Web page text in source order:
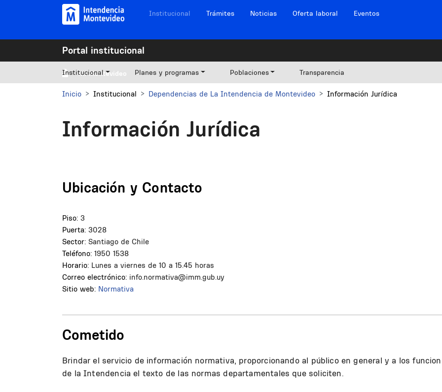
Pasar al contenido principal Navegación sitios
Institucional Trámites Noticias Oferta laboral Eventos
Portal institucional
Mi Montevideo
Institucional Planes y programas Poblaciones Transparencia
Inicio Institucional Dependencias de La Intendencia de Montevideo Información Jurídica
Información Jurídica
Ubicación y Contacto
Piso: 3
Puerta: 3028
Sector: Santiago de Chile
Teléfono: 1950 1538
Horario: Lunes a viernes de 10 a 15.45 horas
Correo electrónico: info.normativa@imm.gub.uy
Sitio web: Normativa
Cometido
Brindar el servicio de información normativa, proporcionando al público en general y a los
de la Intendencia el texto de las normas departamentales que soliciten.